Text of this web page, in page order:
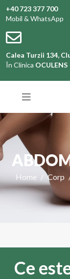
+40 723 377 700
Mobil & WhatsApp
Calea Turzii 134,
În Clinica OCULENS
Home Corp
Ce